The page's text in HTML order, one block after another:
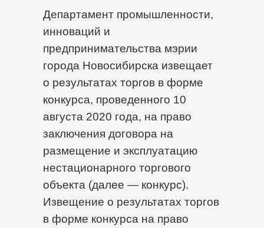
Департамент промышленности,
инноваций и
предпринимательства мэрии
города Новосибирска извещает
о результатах торгов в форме
конкурса, проведенного 10
августа 2020 года, на право
заключения договора на
размещение и эксплуатацию
нестационарного торгового
объекта (далее — конкурс).
Извещение о результатах торгов
в форме конкурса на право